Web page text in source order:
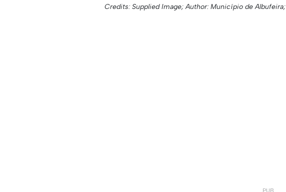
Credits: Supplied Image; Author: Município de Albufeira;